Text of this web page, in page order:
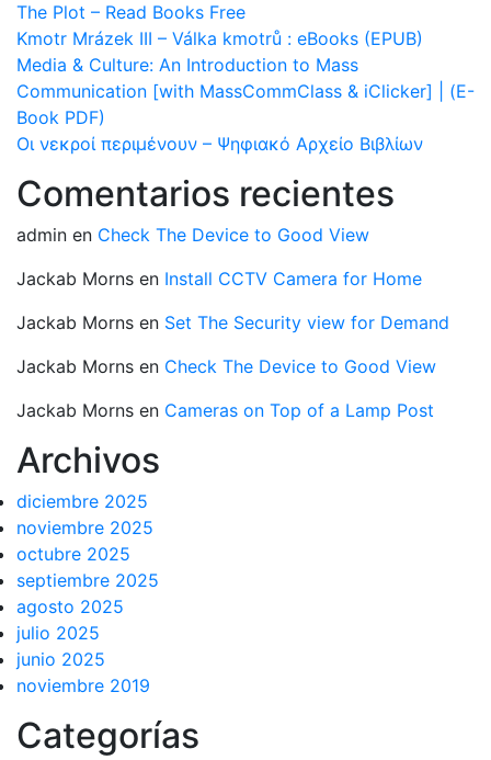
The Plot – Read Books Free
Kmotr Mrázek III – Válka kmotrů : eBooks (EPUB)
Media & Culture: An Introduction to Mass
Communication [with MassCommClass & iClicker] | (E-
Book PDF)
Οι νεκροί περιμένουν – Ψηφιακό Αρχείο Βιβλίων
Comentarios recientes
admin en Check The Device to Good View
Jackab Morns en Install CCTV Camera for Home
Jackab Morns en Set The Security view for Demand
Jackab Morns en Check The Device to Good View
Jackab Morns en Cameras on Top of a Lamp Post
Archivos
diciembre 2025
noviembre 2025
octubre 2025
septiembre 2025
agosto 2025
julio 2025
junio 2025
noviembre 2019
Categorías